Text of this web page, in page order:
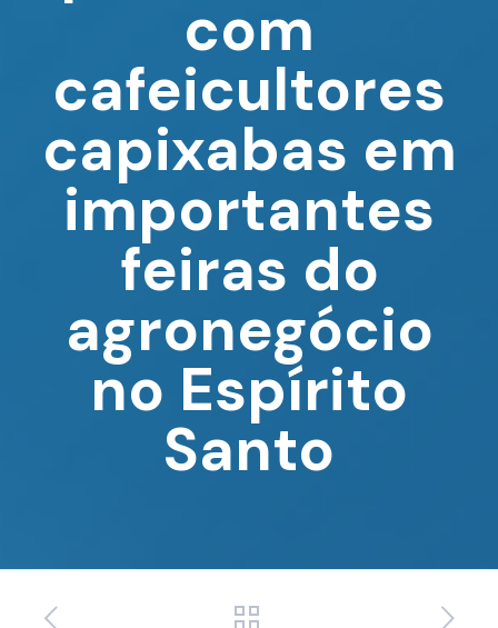
com
cafeicultores
capixabas em
importantes
feiras do
agronegócio
no Espírito
Santo